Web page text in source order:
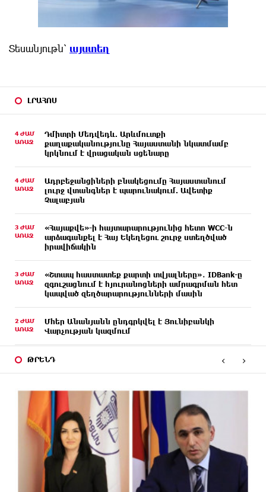
ԼՐԱՀՈՍ
4 ԺԱՄ
ԱՌԱՋ
Դմիտրի Մեդվեդև. Արևմուտքի
քաղաքականությունը Հայաստանի նկատմամբ
կրկնում է վրացական սցենարը
4 ԺԱՄ
ԱՌԱՋ
Ադրբեջանցիների բնակեցումը Հայաստանում
լուրջ վտանգներ է պարունակում. Ավետիք
Չալաբյան
3 ԺԱՄ
ԱՌԱՋ
«Հայաքվե»-ի հայտարարությունից հետո WCC-ն
արձագանքել է Հայ Եկեղեցու շուրջ ստեղծված
իրավիճակին
3 ԺԱՄ
ԱՌԱՋ
«Շտապ հաստատեք քարտի տվյալները»․ IDBank-ը
զգուշացնում է հյուրանոցների ամրագրման հետ
կապված զեղծարարությունների մասին
2 ԺԱՄ
ԱՌԱՋ
Մհեր Անանյանն ընդգրկվել է Յունիբանկի
Վարչության կազմում
2 ԺԱՄ
«Սմայլ Սվիթ»-ի զարգացման ճանապարհը
ՄԵԿ ԺԱՄ
ԱՌԱՋ
Ինչպես է ՔՊ-ն «հարգում» ժողովրդի քվեն.
Մարիաննա Ղահրամանյան
ՄԵԿ ԺԱՄԸնդդիմությունը պետք է օր առաջ համախմբվի
այս ծանր իրավիճակից դուրս գալու համար.
Արմեն Մանվելյան
Դուք ու ձեր անտաղանդ շոուները ոչ ավելին են,
քան անհաջող ու չստացված դերասանի թատրոն.
Տեսանյութն՝ այստեղ
ԹՐԵՆԴ ‹ ›